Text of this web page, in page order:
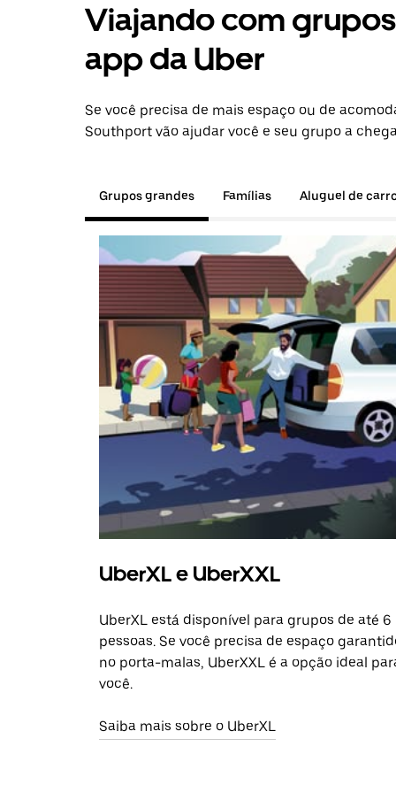
Viajando com
app da Uber
Se você precisa de mais espaço ou de
Southport vão ajudar você e seu grupo a
Grupos grandes Famílias Aluguel de
UberXL e UberXXL
UberXL está disponível para grupos de até 6
pessoas. Se você precisa de espaço
no porta-malas, UberXXL é a opção ideal
você.
Saiba mais sobre o UberXL